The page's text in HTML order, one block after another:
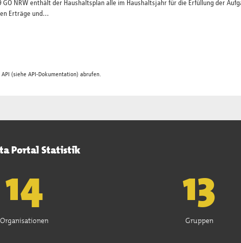
GO NRW enthält der Haushaltsplan alle im Haushaltsjahr für die Erfüllung der
Erträge und...
API (siehe API-Dokumentation) abrufen.
Portal Statistik
15
Organisationen
13
Gruppen